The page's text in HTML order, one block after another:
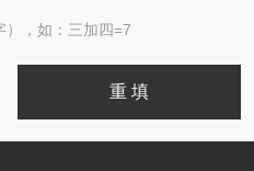
），如：三加四=7